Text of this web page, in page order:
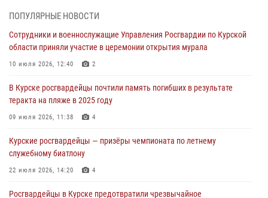
За прошедшую неделю росгвардейцы Курской области проверили
04 августа 2026, 07:00
В Курской области росгвардейцы за прошедшую неделю совершили
03 августа 2026, 09:46
За прошедшую неделю росгвардейцы Курской области проверили
30 июля 2026, 07:00
Курские росгвардейцы приняли участие в благодарственном
ПОПУЛЯРНЫЕ НОВОСТИ
Сотрудники и военнослужащие Управления Росгвардии по Курской
области приняли участие в церемонии открытия мурала
10 июля 2026, 12:40 2
В Курске росгвардейцы почтили память погибших в результате
теракта на пляже в 2025 году
09 июля 2026, 11:38 4
Курские росгвардейцы — призёры чемпионата по летнему
служебному биатлону
22 июля 2026, 14:20 4
Росгвардейцы в Курске предотвратили чрезвычайное